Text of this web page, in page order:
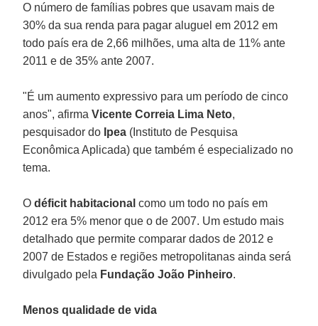
O número de famílias pobres que usavam mais de
30% da sua renda para pagar aluguel em 2012 em
todo país era de 2,66 milhões, uma alta de 11% ante
2011 e de 35% ante 2007.
"É um aumento expressivo para um período de cinco
anos", afirmaVicente Correia Lima Neto,
pesquisador do Ipea (Instituto de Pesquisa
Econômica Aplicada) que também é especializado no
tema.
Odéficit habitacional como um todo no país em
2012 era 5% menor que o de 2007. Um estudo mais
detalhado que permite comparar dados de 2012 e
2007 de Estados e regiões metropolitanas ainda será
divulgado pela Fundação João Pinheiro.
Menos qualidade de vida